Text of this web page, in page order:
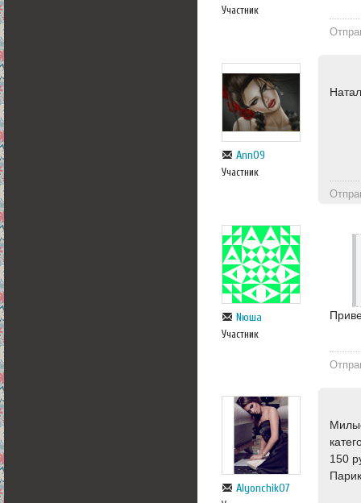
Участник
Ann09
Участник
Nюша
Участник
Alyonchik07
150